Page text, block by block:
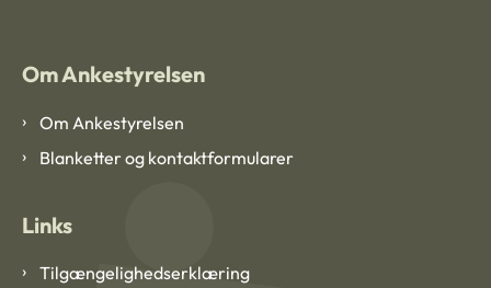
Om Ankestyrelsen
Om Ankestyrelsen
Blanketter og kontaktformularer
Links
Tilgængelighedserklæring